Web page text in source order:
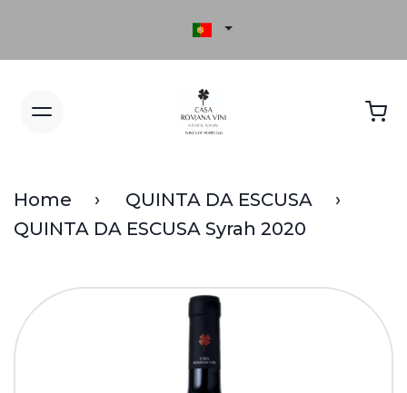
Home
QUINTA DA ESCUSA
QUINTA DA ESCUSA Syrah 2020